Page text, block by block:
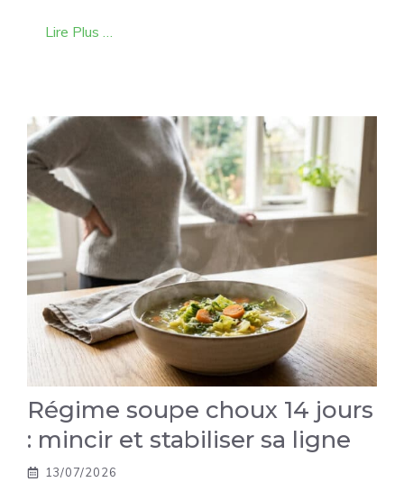
Lire Plus …
Régime soupe choux 14 jours
: mincir et stabiliser sa ligne
13/07/2026